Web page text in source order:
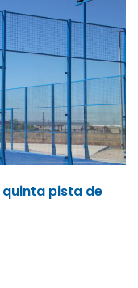
pista de